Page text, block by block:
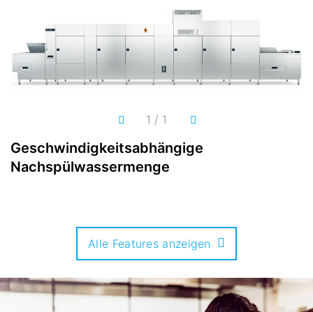
Geschwindigkeitsabhängige
Nachspülwassermenge
1 / 1
Alle Features anzeigen